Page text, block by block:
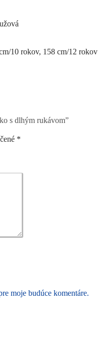
10 rokov, 158 cm/12 rokov
s dlhým rukávom”
*
moje budúce komentáre.